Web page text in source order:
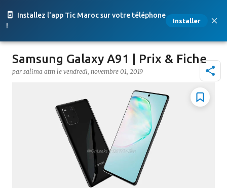
Installez l'app Tic Maroc sur votre téléphone
!
Installer
Accéder au contenu principal
Samsung Galaxy A91 | Prix & Fiche
par salima atm le vendredi, novembre 01, 2019